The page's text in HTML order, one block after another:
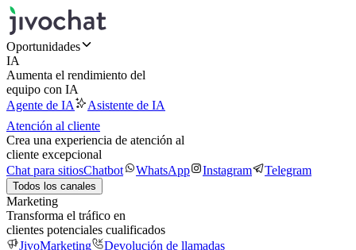
Oportunidades
IA
Aumenta el rendimiento del
equipo con IA
Agente de IA
Asistente de IA
Atención al cliente
Crea una experiencia de atención al
cliente excepcional
Chat para sitiosChatbot WhatsApp Instagram Telegram
Todos los canales
Marketing
Transforma el tráfico en
clientes potenciales cualificados
JivoMarketing
Devolución de llamadas